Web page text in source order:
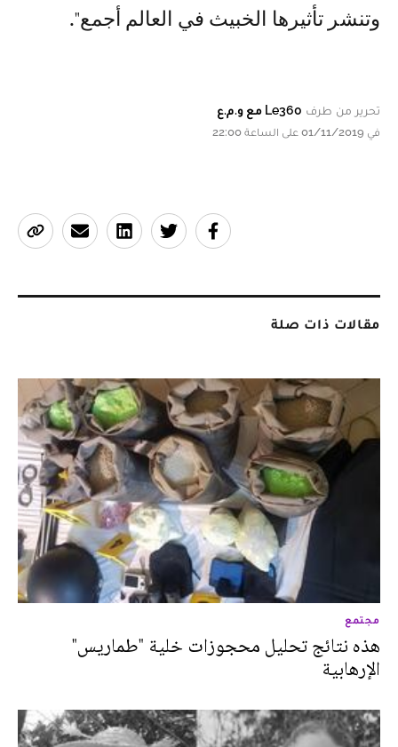
وتنشر تأثيرها الخبيث في العالم أجمع".
تحرير من طرف Le360 مع و.م.ع
في 01/11/2019 على الساعة 22:00
مقالات ذات صلة
مجتمع
هذه نتائج تحليل محجوزات خلية "طماريس"
الإرهابية